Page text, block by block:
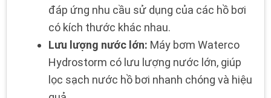
đáp ứng nhu cầu sử dụng của các hồ bơi
có kích thước khác nhau.
Lưu lượng nước lớn: Máy bơm Waterco
Hydrostorm có lưu lượng nước lớn, giúp
lọc sạch nước hồ bơi nhanh chóng và hiệu